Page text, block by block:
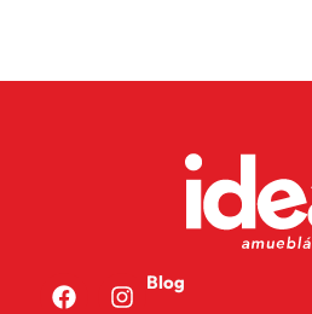
Blog